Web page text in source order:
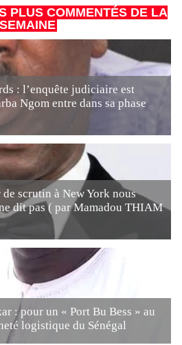
PLUS COMMENTÉS DE LA
SEMAINE
: l’enquête judiciaire est
Ngom entre dans sa phase
scrutin à New York nous
dit pas ( par Mamadou THIAM
: pour un « Port Bu Bess » au
logistique du Sénégal